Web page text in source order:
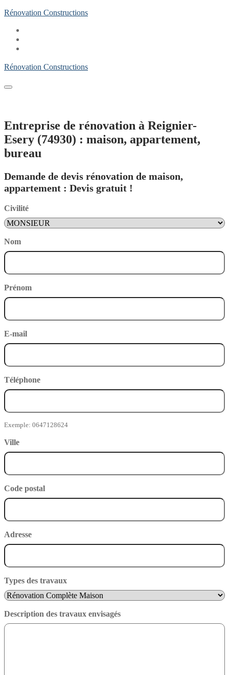
Aller
contenu
Rénovation Constructions
Rénovation Constructions
Entreprise de rénovation à Reignier-
Esery (74930) : maison, appartement,
bureau
Demande de devis rénovation de maison,
appartement : Devis gratuit !
Civilité
Nom
Prénom
E-mail
Téléphone
Exemple: 0647128624
Ville
Code postal
Adresse
Types des travaux
Description des travaux envisagés